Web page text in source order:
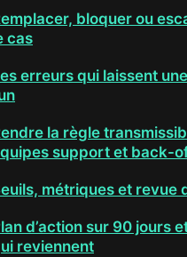
bloquer ou
cas
erreurs qui laissent
la règle
support et back-
métriques et revue
d’action sur 90 jours
reviennent